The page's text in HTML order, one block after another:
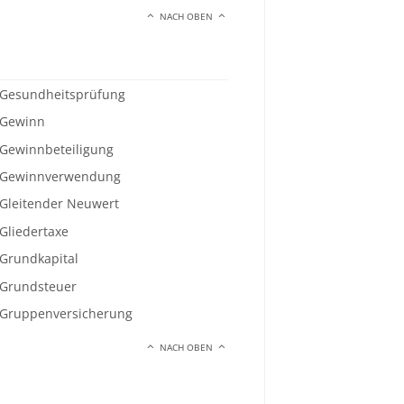
NACH OBEN
Gesundheitsprüfung
Gewinn
Gewinnbeteiligung
Gewinnverwendung
Gleitender Neuwert
Gliedertaxe
Grundkapital
Grundsteuer
Gruppenversicherung
NACH OBEN